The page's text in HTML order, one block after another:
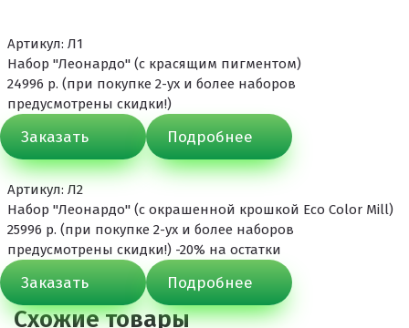
Цветная окрашенная крошка Eco Color Mill
Цветная окрашенная крошка EPDM
Черная SBR крошка
TPV крошка
Оборудование для укладки
Детские городки
Игровое оборудование для площадок
Придомовое оборудование
Спортивное оборудование
Артикул: Л1
Набор "Леонардо" (с красящим пигментом)
24996 р. (при покупке 2-ух и более наборов
предусмотрены скидки!)
Заказать Подробнее
Артикул: Л2
Набор "Леонардо" (с окрашенной крошкой Eco Color Mill)
25996 р. (при покупке 2-ух и более наборов
предусмотрены скидки!) -20% на остатки
Заказать Подробнее
Схожие товары